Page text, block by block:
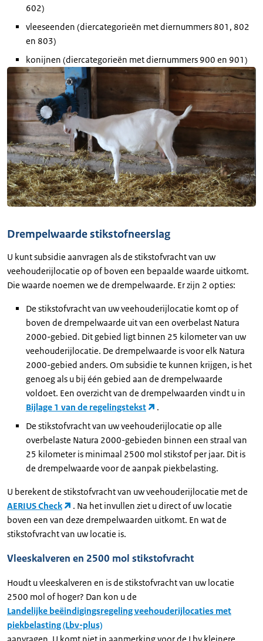
602)
vleeseenden (diercategorieën met diernummers 801, 802
en 803)
konijnen (diercategorieën met diernummers 900 en 901)
Drempelwaarde stikstofneerslag
U kunt subsidie aanvragen als de stikstofvracht van uw
veehouderijlocatie op of boven een bepaalde waarde uitkomt.
Die waarde noemen we de drempelwaarde. Er zijn 2 opties:
De stikstofvracht van uw veehouderijlocatie komt op of
boven de drempelwaarde uit van een overbelast Natura
2000-gebied. Dit gebied ligt binnen 25 kilometer van uw
veehouderijlocatie. De drempelwaarde is voor elk Natura
2000-gebied anders. Om subsidie te kunnen krijgen, is het
genoeg als u bij één gebied aan de drempelwaarde
voldoet. Een overzicht van de drempelwaarden vindt u in
Bijlage 1 van de regelingstekst
.
De stikstofvracht van uw veehouderijlocatie op alle
overbelaste Natura 2000-gebieden binnen een straal van
25 kilometer is minimaal 2500 mol stikstof per jaar. Dit is
de drempelwaarde voor de aanpak piekbelasting.
U berekent de stikstofvracht van uw veehouderijlocatie met de
AERIUS Check
. Na het invullen ziet u direct of uw locatie
boven een van deze drempelwaarden uitkomt. En wat de
stikstofvracht van uw locatie is.
Vleeskalveren en 2500 mol stikstofvracht
Houdt u vleeskalveren en is de stikstofvracht van uw locatie
2500 mol of hoger? Dan kon u de
Landelijke beëindigingsregeling veehouderijlocaties met
piekbelasting (Lbv-plus)